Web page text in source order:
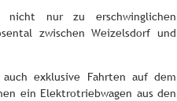
nicht nur zu erschwinglichen
zwischen Weizelsdorf und
exklusive Fahrten auf dem
ein Elektrotriebwagen aus den